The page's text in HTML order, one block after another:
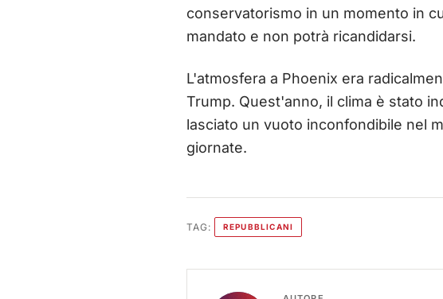
conservatorismo in un momento in
mandato e non potrà ricandidarsi.
L'atmosfera a Phoenix era
Trump. Quest'anno, il clima è stato
lasciato un vuoto inconfondibile nel
giornate.
TAG: REPUBBLICANI